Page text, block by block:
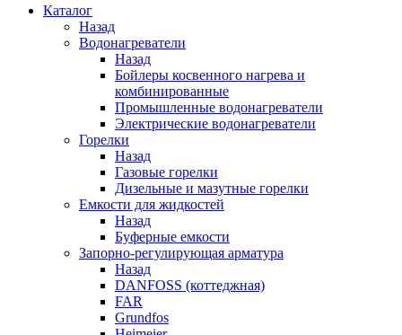
Каталог
Назад
Водонагреватели
Назад
Бойлеры косвенного нагрева и
комбинированные
Промышленные водонагреватели
Электрические водонагреватели
Горелки
Назад
Газовые горелки
Дизельные и мазутные горелки
Емкости для жидкостей
Назад
Буферные емкости
Запорно-регулирующая арматура
Назад
DANFOSS (коттеджная)
FAR
Grundfos